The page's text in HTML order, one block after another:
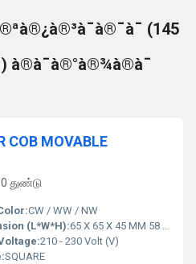
(145
COB MOVABLE
துண்டு
CW / WW / NW
(L*W*H):65 X 65 X 45 MM 58 MM Millimeter (mm)
210 - 230 Volt (V)
SQUARE